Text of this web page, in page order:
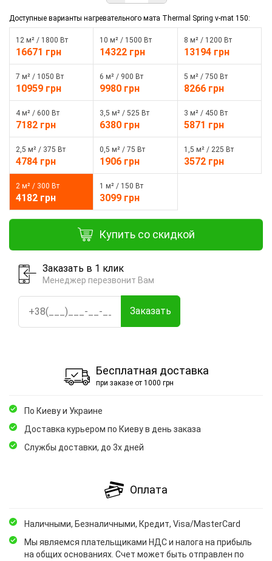
Доступные варианты нагревательного мата Thermal Spring v-mat 150:
12 м² / 1800 Вт
16671 грн
10 м² / 1500 Вт
14322 грн
8 м² / 1200 Вт
13194 грн
7 м² / 1050 Вт
10959 грн
6 м² / 900 Вт
9980 грн
5 м² / 750 Вт
8266 грн
4 м² / 600 Вт
7182 грн
3,5 м² / 525 Вт
6380 грн
3 м² / 450 Вт
5871 грн
2,5 м² / 375 Вт
4784 грн
0,5 м² / 75 Вт
1906 грн
1,5 м² / 225 Вт
3572 грн
2 м² / 300 Вт
4182 грн
1 м² / 150 Вт
3099 грн
Купить со скидкой
Заказать в 1 клик
Менеджер перезвонит Вам
Заказать
Бесплатная доставка
при заказе от 1000 грн
По Киеву и Украине
Доставка курьером по Киеву в день заказа
Службы доставки, до 3х дней
Оплата
Наличными, Безналичными, Кредит, Visa/MasterCard
Мы являемся плательщиками НДС и налога на прибыль
на общих основаниях. Счет может быть отправлен по